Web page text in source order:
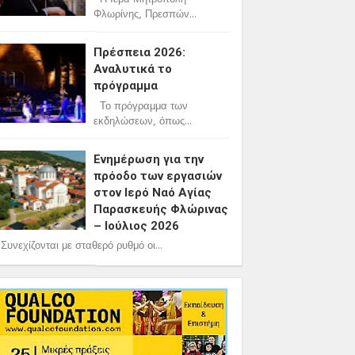
Φλωρίνης, Πρεσπών...
Πρέσπεια 2026:
Αναλυτικά το
πρόγραμμα
Το πρόγραμμα των
εκδηλώσεων, όπως...
Ενημέρωση για την
πρόοδο των εργασιών
στον Ιερό Ναό Αγίας
Παρασκευής Φλώρινας
– Ιούλιος 2026
με σταθερό ρυθμό οι...